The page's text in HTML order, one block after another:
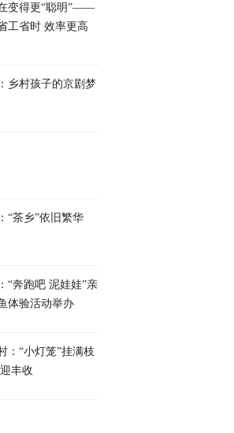
变得更“聪明”——
工省时 效率更高
乡村孩子的京剧梦
“茶乡”依旧繁华
“奔跑吧 泥娃娃”亲
体验活动举办
：“小灯笼”挂满枝
丰收